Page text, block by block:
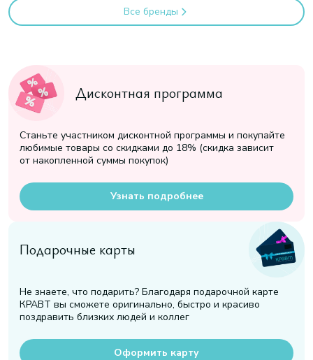
Все бренды
Дисконтная программа
Станьте участником дисконтной программы и покупайте
любимые товары со скидками до 18% (скидка зависит
от накопленной суммы покупок)
Узнать подробнее
Подарочные карты
Не знаете, что подарить? Благодаря подарочной карте
КРАВТ вы сможете оригинально, быстро и красиво
поздравить близких людей и коллег
Оформить карту